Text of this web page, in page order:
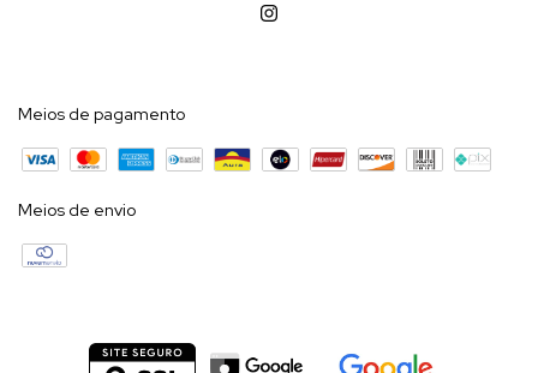
Meios de pagamento
Meios de envio